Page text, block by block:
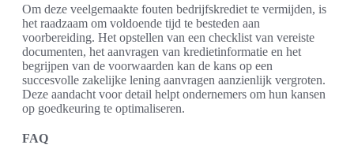
Om deze veelgemaakte fouten bedrijfskrediet te vermijden, is
het raadzaam om voldoende tijd te besteden aan
voorbereiding. Het opstellen van een checklist van vereiste
documenten, het aanvragen van kredietinformatie en het
begrijpen van de voorwaarden kan de kans op een
succesvolle zakelijke lening aanvragen aanzienlijk vergroten.
Deze aandacht voor detail helpt ondernemers om hun kansen
op goedkeuring te optimaliseren.
FAQ